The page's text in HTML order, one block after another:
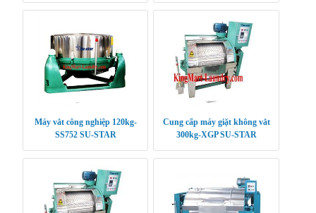
Máy vắt công nghiệp 120kg-
SS752 SU-STAR
Cung cấp máy giặt không vắt
300kg-XGP SU-STAR